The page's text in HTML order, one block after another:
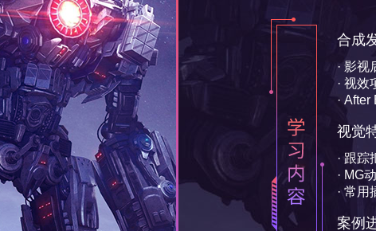
三维
· 三维
·
· 多边
材质
· 材质
析
· UV贴
· 常用
渲染